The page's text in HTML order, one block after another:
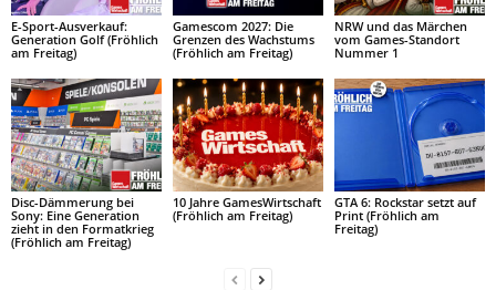
E-Sport-Ausverkauf:
Generation Golf (Fröhlich
am Freitag)
Gamescom 2027: Die
Grenzen des Wachstums
(Fröhlich am Freitag)
NRW und das Märchen
vom Games-Standort
Nummer 1
Disc-Dämmerung bei
Sony: Eine Generation
zieht in den Formatkrieg
(Fröhlich am Freitag)
10 Jahre GamesWirtschaft
(Fröhlich am Freitag)
GTA 6: Rockstar setzt auf
Print (Fröhlich am
Freitag)